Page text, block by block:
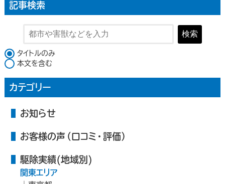
記事検索
検索
検索対象
タイトルのみ
本文を含む
カテゴリー
お知らせ
お客様の声（口コミ・評価）
駆除実績(地域別)
関東エリア